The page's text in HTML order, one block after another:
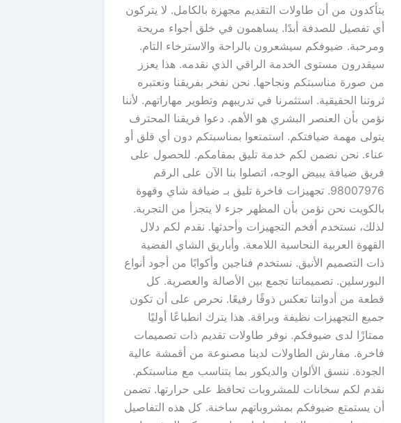
يتأكدون من أن طاولات التقديم مجهزة بالكامل. لا يتركون
أي تفصيل للصدفة أبدًا. يساهمون في خلق أجواء مريحة
ومرحبة. ضيوفكم سيشعرون بالراحة والاسترخاء التام.
سيقدرون مستوى الخدمة الراقي الذي نقدمه. هذا يعزز
من صورة مناسبتكم ونجاحها. نحن نفخر بفريقنا ونعتبره
ثروتنا الحقيقية. استثمرنا في تدريبهم وتطوير مهاراتهم. لأننا
نؤمن بأن العنصر البشري هو الأهم. دعوا فريقنا المحترف
يتولى مهمة ضيافتكم. استمتعوا بمناسبتكم دون أي قلق أو
عناء. نحن نضمن لكم خدمة تليق بمقامكم. للحصول على
فريق ضيافة يبيض الوجه، اتصلوا بنا الآن على الرقم
98007976. تجهيزات فاخرة تليق بـ ضيافة شاي وقهوة
بالكويت نحن نؤمن بأن المظهر جزء لا يتجزأ من التجربة.
لذلك، نستخدم أفخم التجهيزات وأحدثها. نقدم لكم دلال
القهوة العربية النحاسية اللامعة. وأباريق الشاي الفضية
ذات التصميم الأنيق. نستخدم فناجين وأكوابًا من أجود أنواع
البورسلين. تصميماتنا تجمع بين الأصالة والعصرية. كل
قطعة من أدواتنا تعكس ذوقًا رفيعًا. نحرص على أن تكون
جميع التجهيزات نظيفة وبراقة. هذا يترك انطباعًا أوليًا
ممتازًا لدى ضيوفكم. نوفر طاولات تقديم ذات تصميمات
فاخرة. مفارش الطاولات لدينا مصنوعة من أقمشة عالية
الجودة. ننسق الألوان والديكور بما يتناسب مع مناسبتكم.
نقدم لكم سخانات للمشروبات تحافظ على حرارتها. تضمن
أن يستمتع ضيوفكم بمشروباتهم ساخنة. كل هذه التفاصيل